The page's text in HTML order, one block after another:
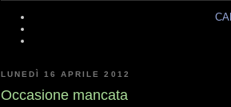
LUNEDÌ 16 APRILE 2012
Occasione mancata